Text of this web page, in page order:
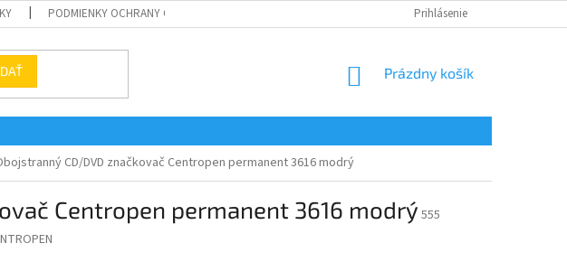
PODMIENKY OCHRANY OSOBNÝCH ÚDAJOV Prihlásenie
NÁKUPNÝ
Prázdny košík
CD/DVD značkovač Centropen permanent 3616 modrý
Centropen permanent 3616 modrý555